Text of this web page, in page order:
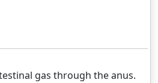
gas through the anus.